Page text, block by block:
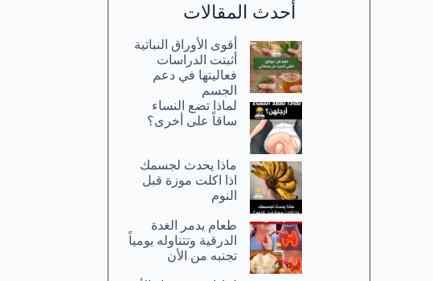
أحدث المقالات
أقوى الأوراق النباتية
أثبتت الدراسات
فعاليتها في دعم
الجسم
لماذا تضع النساء
ساقاً على أخرى؟
ماذا يحدث لجسمك
اذا اكلت موزة قبل
النوم
طعام يدمر الغدة
الدرقية وتتناوله يومياً
تجنبه من الأن